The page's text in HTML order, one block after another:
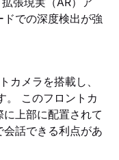
での深度検出が強
カメラを搭載し、
。 このフロントカ
上部に配置されて
話できる利点があ